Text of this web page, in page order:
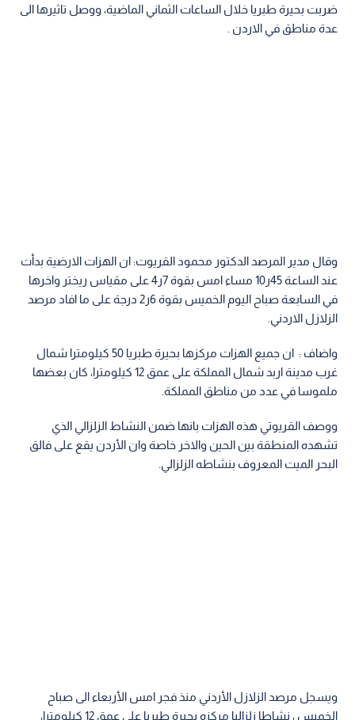
ضربت بحيرة طبريا خلال الساعات الثماني الماضية، ووصل تاثيرها الى
عدة مناطق في الاردن .
وقال مدير المرصد الدكتور محمود القريوت: ان الهزات الارضية بدأت
عند الساعة 45ر10 مساء امس بقوة 7ر4 على مقياس ريختر واخرها
في السابعة صباح اليوم الخميس بقوة 6ر2 درجة على ما افاد مرصد
الزلازل الاردني.
واضاف : ان جميع الهزات مركزها بحيرة طبريا 50 كيلومترا شمال
غرب مدينة اربد شمال المملكة على عمق 12 كيلومترا، كان بعضها
ملموسا في عدد من مناطق المملكة.
ووصف القريوتي هذه الهزات بانها ضمن النشاط الزلزالي الذي
تشهده المنطقة بين الحين والاخر خاصة وان الأردن يقع على فالق
البحر الميت المعروف بنشاطه الزلزالي.
ويسجل مرصد الزلازل الأردني منذ فجر امس الأربعاء الى صباح
الخميس ، نشاطا زلزاليا مركزه بحيرة طبريا على عمق 12 كيلومترا،